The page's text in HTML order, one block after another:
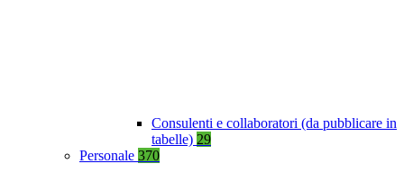
Consulenti e collaboratori (da pubblicare in
tabelle) 29
Personale 370